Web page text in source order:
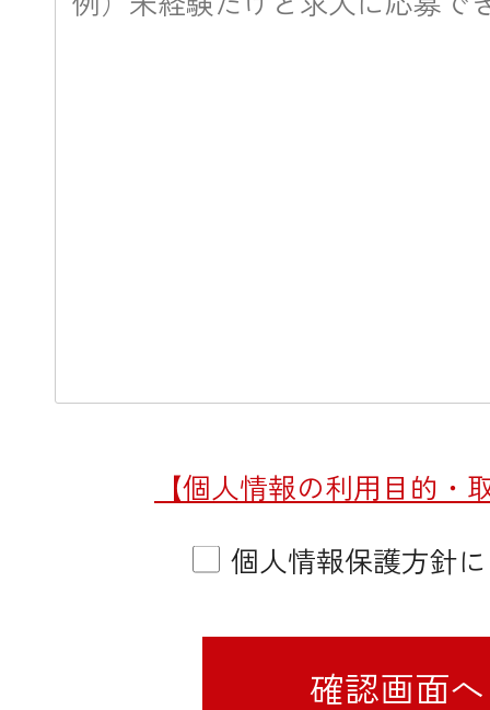
【個人情報の利用目的・
個人情報保護方針